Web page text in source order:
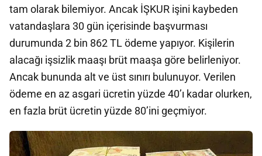
tam olarak bilemiyor. Ancak İŞKUR işini kaybeden
vatandaşlara 30 gün içerisinde başvurması
durumunda 2 bin 862 TL ödeme yapıyor. Kişilerin
alacağı işsizlik maaşı brüt maaşa göre belirleniyor.
Ancak bununda alt ve üst sınırı bulunuyor. Verilen
ödeme en az asgari ücretin yüzde 40’ı kadar olurken,
en fazla brüt ücretin yüzde 80’ini geçmiyor.